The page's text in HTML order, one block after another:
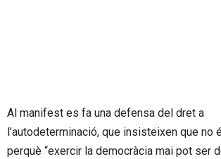
Al manifest es fa una defensa del dret a
l’autodeterminació, que insisteixen que no
perquè “exercir la democràcia mai pot ser